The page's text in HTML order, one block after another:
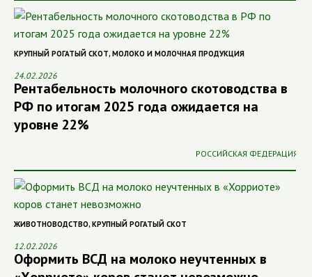
КРУПНЫЙ РОГАТЫЙ СКОТ, МОЛОКО И МОЛОЧНАЯ ПРОДУКЦИЯ
24.02.2026
Рентабельность молочного скотоводства в
РФ по итогам 2025 года ожидается на
уровне 22%
РОССИЙСКАЯ ФЕДЕРАЦИЯ
ЖИВОТНОВОДСТВО, КРУПНЫЙ РОГАТЫЙ СКОТ
12.02.2026
Оформить ВСД на молоко неучтенных в